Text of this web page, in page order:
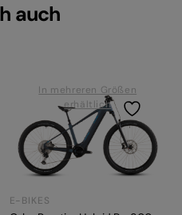
auch
In mehreren Größen
erhältlich
E-BIKES